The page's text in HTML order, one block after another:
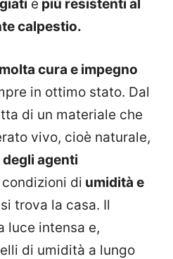
e più resistenti al
calpestio.
cura e impegno
in ottimo stato. Dal
di un materiale che
vivo, cioè naturale,
agenti
di umidità e
trova la casa. Il
luce intensa e,
di umidità a lungo